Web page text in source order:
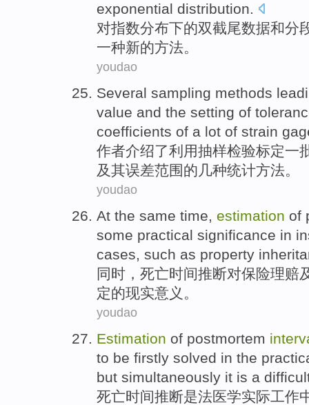
exponential distribution.
对指数分布下的双截尾数据和分
一种新的方法。
youdao
Several sampling methods
value and the setting of
coefficients of a lot of strain
作者介绍了利用抽样检验标定一
及其误差范围的 几种统计方法。
youdao
At the same time, estimation of
some practical significance in
cases, such as property
同时 ，死亡时间推断对保险理赔
定的现实意义 。
youdao
Estimation of postmortem
to be firstly solved in the
but simultaneously it is a
死亡时间推断是法医学实际工作